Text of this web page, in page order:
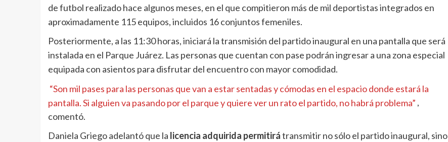
de futbol realizado hace algunos meses, en el que compitieron más de mil deportistas integrados en
aproximadamente 115 equipos, incluidos 16 conjuntos femeniles.
Posteriormente, a las 11:30 horas, iniciará la transmisión del partido inaugural en una pantalla que será
instalada en el Parque Juárez. Las personas que cuentan con pase podrán ingresar a una zona especial
equipada con asientos para disfrutar del encuentro con mayor comodidad.
“Son mil pases para las personas que van a estar sentadas y cómodas en el espacio donde estará la
pantalla. Si alguien va pasando por el parque y quiere ver un rato el partido, no habrá problema” ,
comentó.
Daniela Griego adelantó que la licencia adquirida permitirátransmitir no sólo el partido inaugural, sino